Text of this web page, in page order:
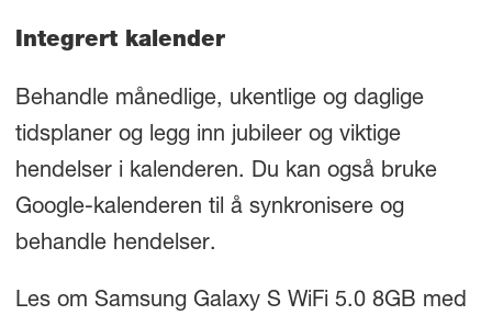
Integrert kalender
Behandle månedlige, ukentlige og daglige
tidsplaner og legg inn jubileer og viktige
hendelser i kalenderen. Du kan også bruke
Google-kalenderen til å synkronisere og
behandle hendelser.
Les om Samsung Galaxy S WiFi 5.0 8GB med